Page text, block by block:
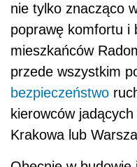
nie tylko znacząco
poprawę komfortu i
mieszkańców
przede wszystkim
bezpieczeństwo
kierowców
Krakowa lub